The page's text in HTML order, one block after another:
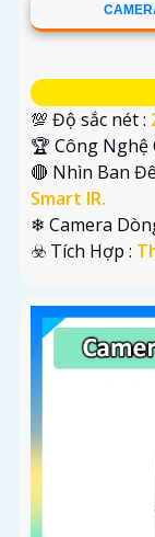
💯 Độ sắc nét :
🏆 Công Nghệ
🔴 Nhìn Ban
Smart IR.
❄ Camera
️☣️ Tích Hợp :